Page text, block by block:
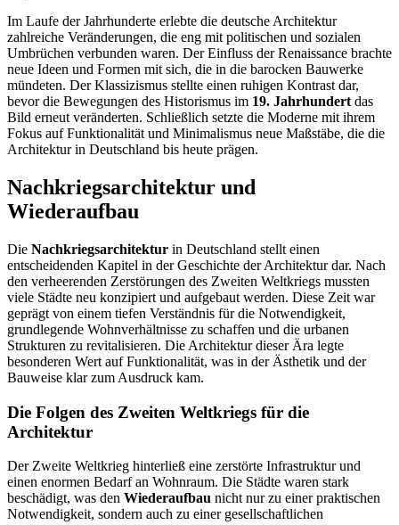
Im Laufe der Jahrhunderte erlebte die deutsche Architektur
zahlreiche Veränderungen, die eng mit politischen und sozialen
Umbrüchen verbunden waren. Der Einfluss der Renaissance brachte
neue Ideen und Formen mit sich, die in die barocken Bauwerke
mündeten. Der Klassizismus stellte einen ruhigen Kontrast dar,
bevor die Bewegungen des Historismus im 19. Jahrhundert das
Bild erneut veränderten. Schließlich setzte die Moderne mit ihrem
Fokus auf Funktionalität und Minimalismus neue Maßstäbe, die die
Architektur in Deutschland bis heute prägen.
Nachkriegsarchitektur und
Wiederaufbau
Die Nachkriegsarchitektur in Deutschland stellt einen
entscheidenden Kapitel in der Geschichte der Architektur dar. Nach
den verheerenden Zerstörungen des Zweiten Weltkriegs mussten
viele Städte neu konzipiert und aufgebaut werden. Diese Zeit war
geprägt von einem tiefen Verständnis für die Notwendigkeit,
grundlegende Wohnverhältnisse zu schaffen und die urbanen
Strukturen zu revitalisieren. Die Architektur dieser Ära legte
besonderen Wert auf Funktionalität, was in der Ästhetik und der
Bauweise klar zum Ausdruck kam.
Die Folgen des Zweiten Weltkriegs für die
Architektur
Der Zweite Weltkrieg hinterließ eine zerstörte Infrastruktur und
einen enormen Bedarf an Wohnraum. Die Städte waren stark
beschädigt, was den Wiederaufbau nicht nur zu einer praktischen
Notwendigkeit, sondern auch zu einer gesellschaftlichen